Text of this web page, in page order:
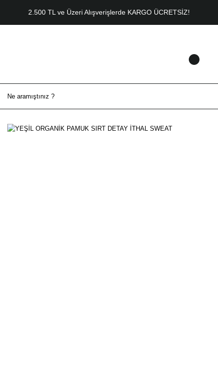
2.500 TL ve Üzeri Alışverişlerde KARGO ÜCRETSİZ!